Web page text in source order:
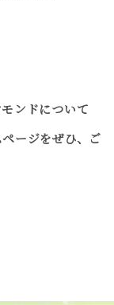
ンドについて
ージをぜひ、ご